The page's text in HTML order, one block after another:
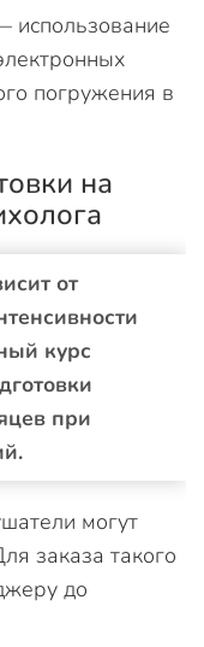
использование
погружения в
на
от
курс
при
могут
заказа такого
до